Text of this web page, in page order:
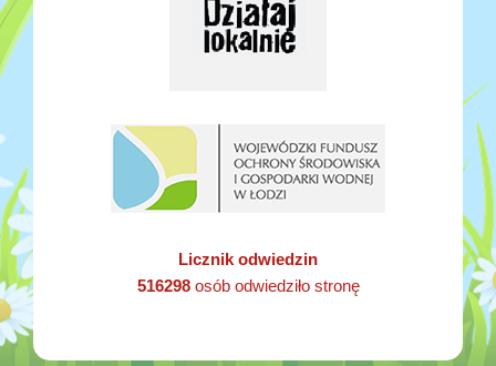
Licznik odwiedzin
516298osób odwiedziło stronę